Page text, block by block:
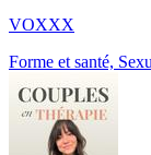
VOXXX
Forme et santé,